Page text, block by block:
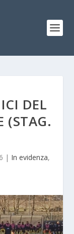
DEL
(STAG.
| In evidenza,